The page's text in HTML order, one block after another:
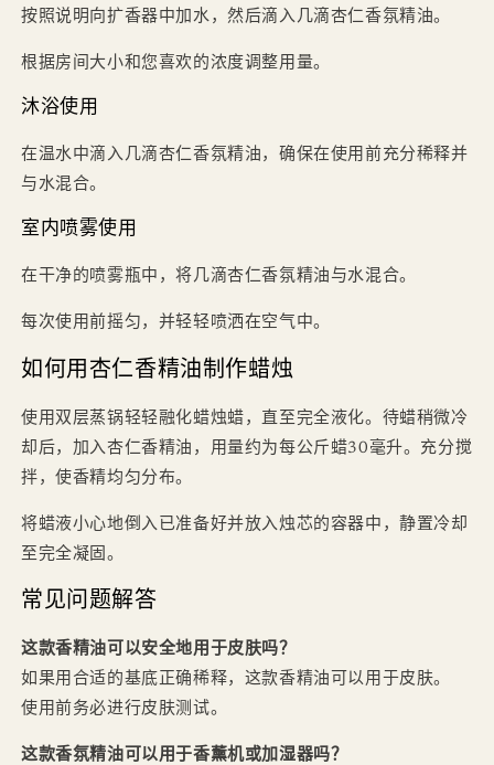
按照说明向扩香器中加水，然后滴入几滴杏仁香氛精油。
根据房间大小和您喜欢的浓度调整用量。
沐浴使用
在温水中滴入几滴杏仁香氛精油，确保在使用前充分稀释并
与水混合。
室内喷雾使用
在干净的喷雾瓶中，将几滴杏仁香氛精油与水混合。
每次使用前摇匀，并轻轻喷洒在空气中。
如何用杏仁香精油制作蜡烛
使用双层蒸锅轻轻融化蜡烛蜡，直至完全液化。待蜡稍微冷
却后，加入杏仁香精油，用量约为每公斤蜡30毫升。充分搅
拌，使香精均匀分布。
将蜡液小心地倒入已准备好并放入烛芯的容器中，静置冷却
至完全凝固。
常见问题解答
这款香精油可以安全地用于皮肤吗？
如果用合适的基底正确稀释，这款香精油可以用于皮肤。
使用前务必进行皮肤测试。
这款香氛精油可以用于香薰机或加湿器吗？